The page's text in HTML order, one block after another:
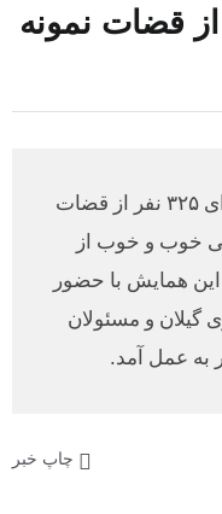
قضات نمونه
با توجه به صدور کارنامه قضایی برای ۳۲۵ نفر از قضات
خوب و خوب از
همایش با حضور
گیلان و مسئولان
به عمل آمد.
چاپ خبر